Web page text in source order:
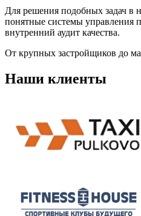
Для решения подобных задач в
понятные системы управления
внутренний аудит качества.
От крупных застройщиков до
Наши клиенты